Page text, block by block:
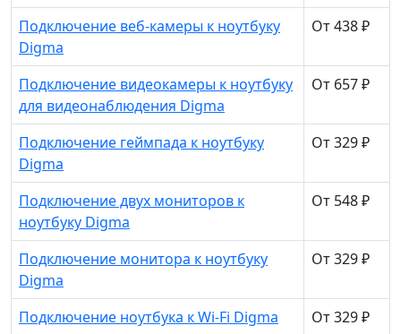
Подключение веб-камеры к ноутбуку
Digma
От 438 ₽
Подключение видеокамеры к ноутбуку
для видеонаблюдения Digma
От 657 ₽
Подключение геймпада к ноутбуку
Digma
От 329 ₽
Подключение двух мониторов к
ноутбуку Digma
От 548 ₽
Подключение монитора к ноутбуку
Digma
От 329 ₽
Подключение ноутбука к Wi-Fi Digma
От 329 ₽